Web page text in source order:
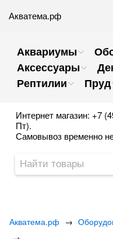
Акватема.рф
Аквариумы
Аксессуары
Рептилии
Пруд
Интернет магазин: +7
Пт).
Самовывоз временно
Акватема.рф →